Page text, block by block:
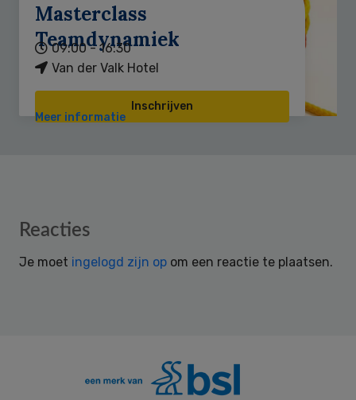
Masterclass
Teamdynamiek
09:00 - 16:30
Van der Valk Hotel
Inschrijven
Meer informatie
Reader
Reacties
Je moet ingelogd zijn op om een reactie te plaatsen.